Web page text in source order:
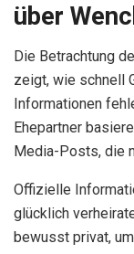
über
Die Betrachtung
zeigt, wie schnell
Informationen
Ehepartner
Media-Posts, die
Offizielle
glücklich
bewusst privat,